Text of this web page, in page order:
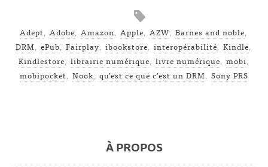
Adept, Adobe, Amazon, Apple, AZW, Barnes and noble,
DRM, ePub, Fairplay, ibookstore, interopérabilité, Kindle,
Kindlestore, librairie numérique, livre numérique, mobi,
mobipocket, Nook, qu’est ce que c’est un DRM, Sony PRS
À PROPOS